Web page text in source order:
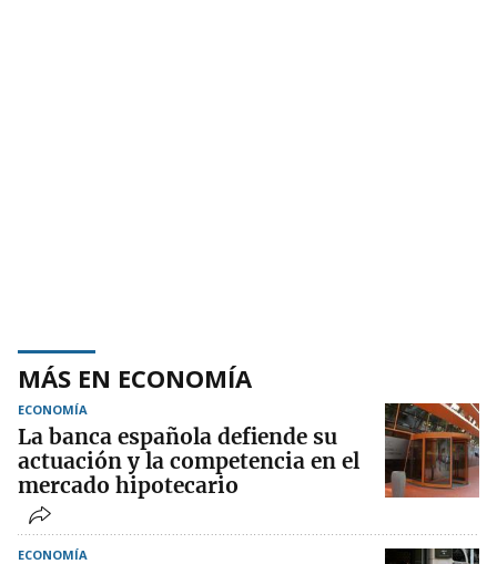
MÁS EN ECONOMÍA
ECONOMÍA
La banca española defiende su
actuación y la competencia en el
mercado hipotecario
ECONOMÍA